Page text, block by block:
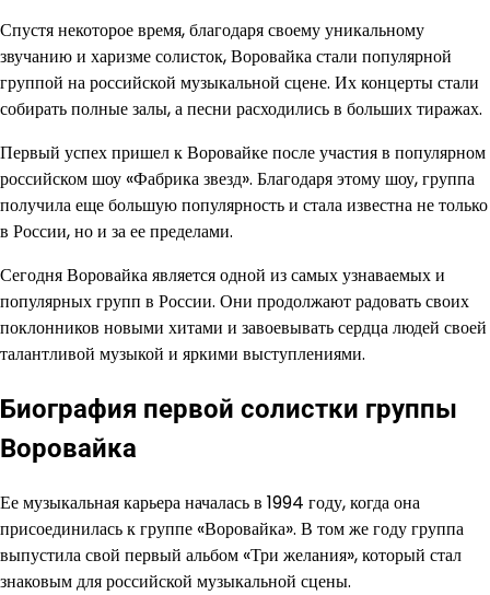
Спустя некоторое время, благодаря своему уникальному
звучанию и харизме солисток, Воровайка стали популярной
группой на российской музыкальной сцене. Их концерты стали
собирать полные залы, а песни расходились в больших тиражах.
Первый успех пришел к Воровайке после участия в популярном
российском шоу «Фабрика звезд». Благодаря этому шоу, группа
получила еще большую популярность и стала известна не только
в России, но и за ее пределами.
Сегодня Воровайка является одной из самых узнаваемых и
популярных групп в России. Они продолжают радовать своих
поклонников новыми хитами и завоевывать сердца людей своей
талантливой музыкой и яркими выступлениями.
Биография первой солистки группы
Воровайка
Ее музыкальная карьера началась в 1994 году, когда она
присоединилась к группе «Воровайка». В том же году группа
выпустила свой первый альбом «Три желания», который стал
знаковым для российской музыкальной сцены.